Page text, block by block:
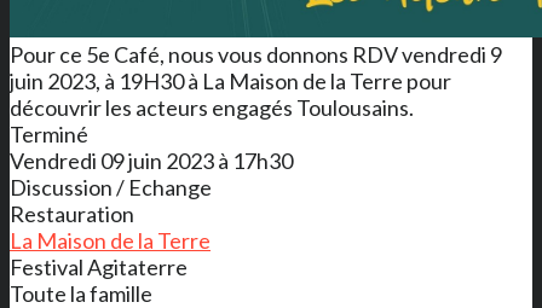
Pour ce 5e Café, nous vous donnons RDV vendredi 9
juin 2023, à 19H30 à La Maison de la Terre pour
découvrir les acteurs engagés Toulousains.
Terminé
Vendredi 09 juin 2023 à 17h30
Discussion / Echange
Restauration
La Maison de la Terre
Festival Agitaterre
Toute la famille